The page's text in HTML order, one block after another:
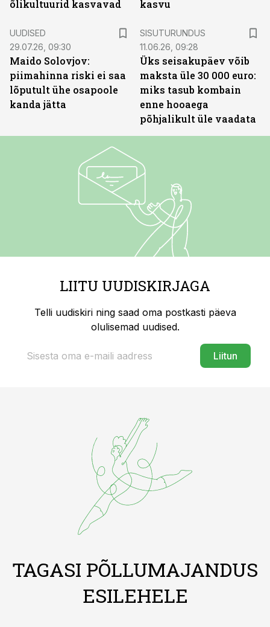
õlikultuurid kasvavad
kasvu
UUDISED
29.07.26, 09:30
Maido Solovjov:
piimahinna riski ei saa
lõputult ühe osapoole
kanda jätta
SISUTURUNDUS
11.06.26, 09:28
Üks seisakupäev võib
maksta üle 30 000 euro:
miks tasub kombain
enne hooaega
põhjalikult üle vaadata
LIITU UUDISKIRJAGA
Telli uudiskiri ning saad oma postkasti päeva
olulisemad uudised.
Liitun
TAGASI PÕLLUMAJANDUS
ESILEHELE